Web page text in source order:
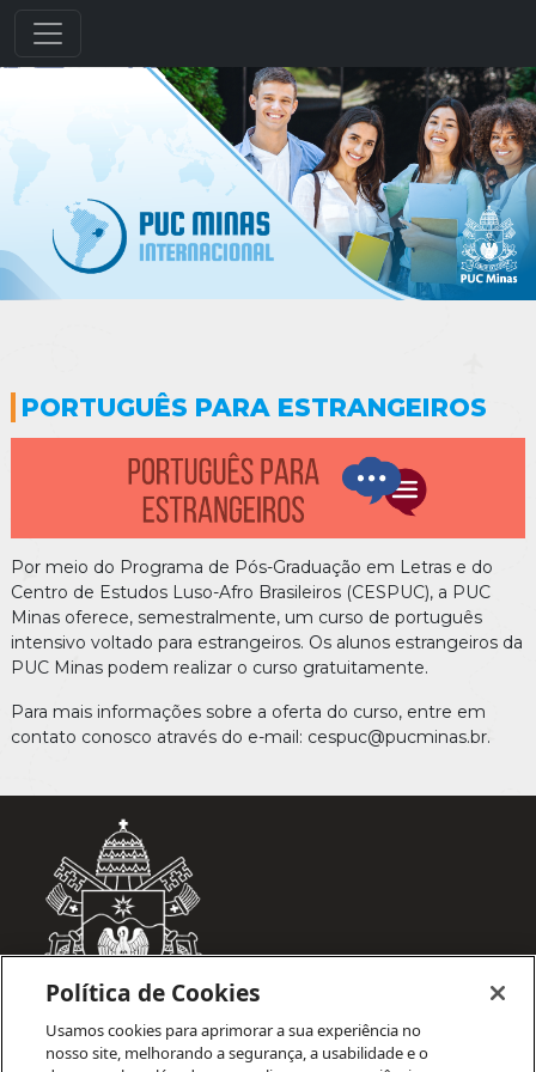
PORTUGUÊS PARA ESTRANGEIROS
Por meio do Programa de Pós-Graduação em Letras e do
Centro de Estudos Luso-Afro Brasileiros (CESPUC), a PUC
Minas oferece, semestralmente, um curso de português
intensivo voltado para estrangeiros. Os alunos estrangeiros da
PUC Minas podem realizar o curso gratuitamente.
Para mais informações sobre a oferta do curso, entre em
contato conosco através do e-mail: cespuc@pucminas.br.
Política de Cookies
Usamos cookies para aprimorar a sua experiência no
nosso site, melhorando a segurança, a usabilidade e o